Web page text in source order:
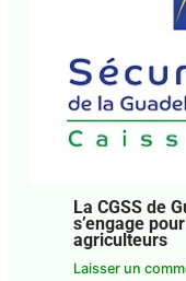
La CGSS de
s’engage
agriculteurs
Laisser un